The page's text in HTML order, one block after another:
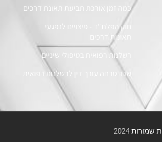
כמה זמן אורכת תביעת תאונת דרכים
חוק הפלת"ד - פיצויים לנפגעי
תאונות דרכים
רשלנות רפואית בטיפולי שיניים
שכר טרחה עורך דין לרשלנות רפואית